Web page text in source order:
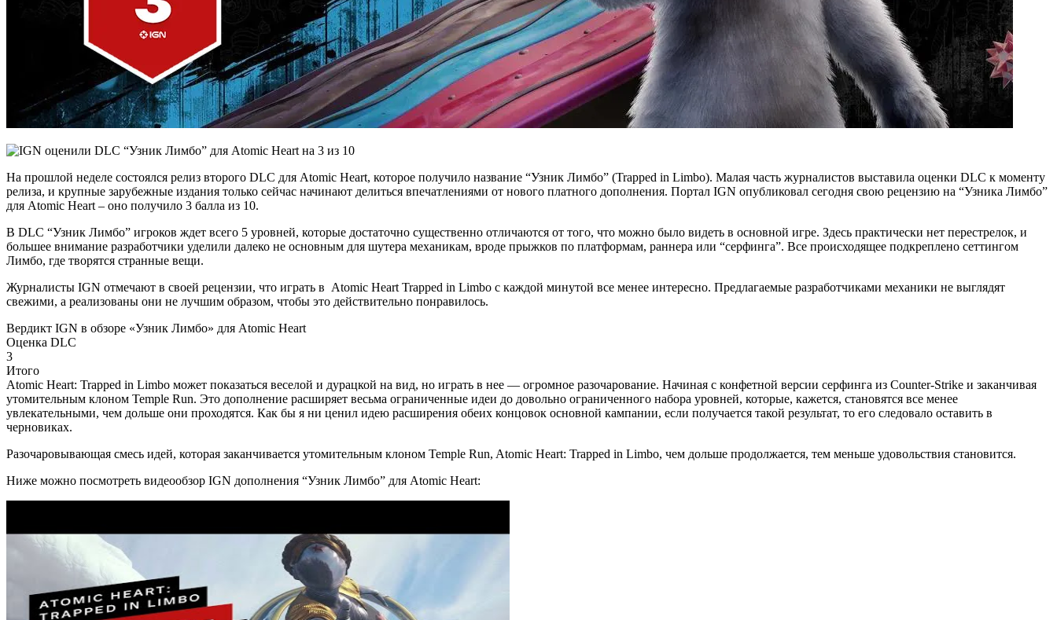
На прошлой неделе состоялся релиз второго DLC для Atomic Heart, которое получило название “Узник Лимбо” (Trapped in Limbo). Малая часть журналистов выставила оценки DLC к моменту
релиза, и крупные зарубежные издания только сейчас начинают делиться впечатлениями от нового платного дополнения. Портал IGN опубликовал сегодня свою рецензию на “Узника Лимбо”
для Atomic Heart – оно получило 3 балла из 10.
В DLC “Узник Лимбо” игроков ждет всего 5 уровней, которые достаточно существенно отличаются от того, что можно было видеть в основной игре. Здесь практически нет перестрелок, и
большее внимание разработчики уделили далеко не основным для шутера механикам, вроде прыжков по платформам, раннера или “серфинга”. Все происходящее подкреплено сеттингом
Лимбо, где творятся странные вещи.
Журналисты IGN отмечают в своей рецензии, что играть в Atomic Heart Trapped in Limbo с каждой минутой все менее интересно. Предлагаемые разработчиками механики не выглядят
свежими, а реализованы они не лучшим образом, чтобы это действительно понравилось.
Вердикт IGN в обзоре «Узник Лимбо» для Atomic Heart
Оценка DLC
3
Итого
Atomic Heart: Trapped in Limbo может показаться веселой и дурацкой на вид, но играть в нее — огромное разочарование. Начиная с конфетной версии серфинга из Counter-Strike и заканчивая
утомительным клоном Temple Run. Это дополнение расширяет весьма ограниченные идеи до довольно ограниченного набора уровней, которые, кажется, становятся все менее
увлекательными, чем дольше они проходятся. Как бы я ни ценил идею расширения обеих концовок основной кампании, если получается такой результат, то его следовало оставить в
черновиках.
Разочаровывающая смесь идей, которая заканчивается утомительным клоном Temple Run, Atomic Heart: Trapped in Limbo, чем дольше продолжается, тем меньше удовольствия становится.
Ниже можно посмотреть видеообзор IGN дополнения “Узник Лимбо” для Atomic Heart: